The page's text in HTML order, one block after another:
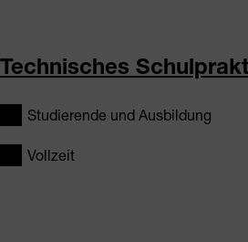
Technisches
Studierende und Ausbildung
Vollzeit